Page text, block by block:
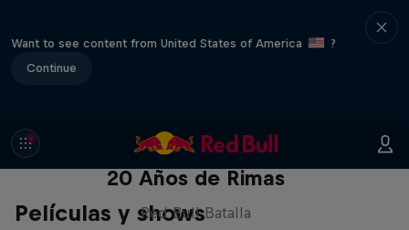
Want to see content from United States of America
?
Continue
Películas y shows
Red Bull Batalla Nueva Historia:
20 Años de Rimas
Red Bull Batalla